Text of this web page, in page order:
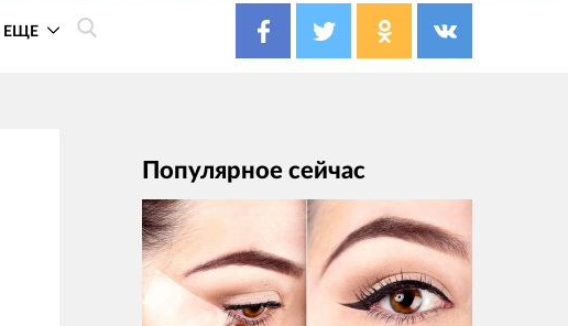
ЕЩЕ
Популярное сейчас